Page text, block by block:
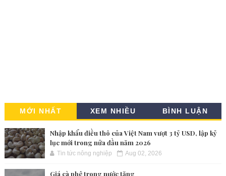
MỚI NHẤT XEM NHIỀU BÌNH LUẬN
Nhập khẩu điều thô của Việt Nam vượt 3 tỷ USD, lập kỷ
lục mới trong nửa đầu năm 2026
Tin tức nông nghiệp Aug 02, 2026
Giá cà phê trong nước tăng